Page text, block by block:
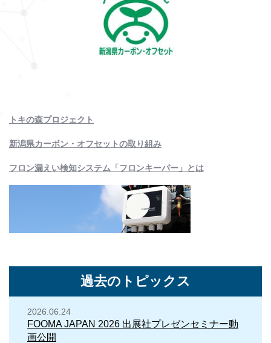
トキの森プロジェクト
新潟県カーボン・オフセットの取り組み
フロン漏えい検知システム「フロンキーパー」とは
過去のトピックス
2026.06.24
FOOMA JAPAN 2026 出展社プレゼンセミナー動
画公開